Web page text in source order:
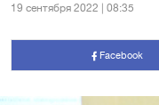
19 сентября 2022 | 08:35
Facebook